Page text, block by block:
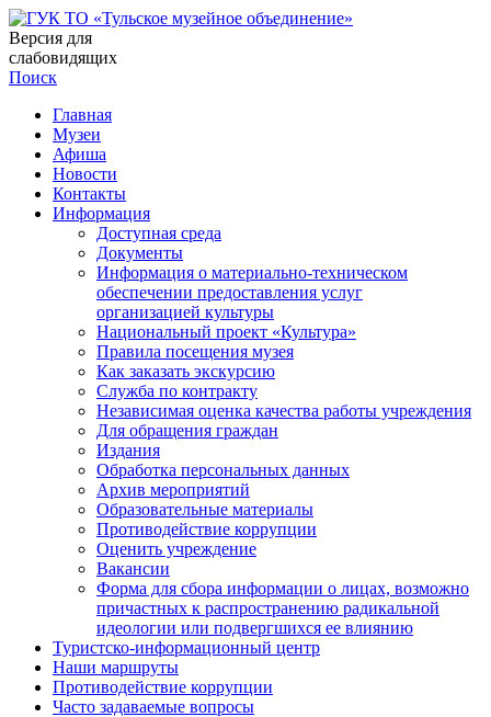
Версия для
слабовидящих
Поиск
Главная
Музеи
Афиша
Новости
Контакты
Информация
Доступная среда
Документы
Информация о материально-техническом
обеспечении предоставления услуг
организацией культуры
Национальный проект «Культура»
Правила посещения музея
Как заказать экскурсию
Служба по контракту
Независимая оценка качества работы учреждения
Для обращения граждан
Издания
Обработка персональных данных
Архив мероприятий
Образовательные материалы
Противодействие коррупции
Оценить учреждение
Вакансии
Форма для сбора информации о лицах, возможно
причастных к распространению радикальной
идеологии или подвергшихся ее влиянию
Туристско-информационный центр
Наши маршруты
Противодействие коррупции
Часто задаваемые вопросы